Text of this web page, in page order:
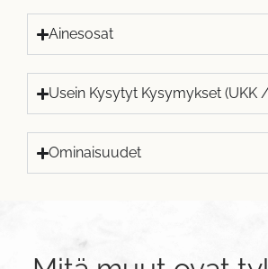
Ainesosat
Usein Kysytyt Kysymykset (UKK
Ominaisuudet